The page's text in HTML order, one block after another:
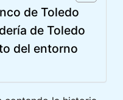
de Toledo
de Toledo
del entorno